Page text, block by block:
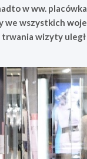
w ww.
we wszystkich
trwania wizyty